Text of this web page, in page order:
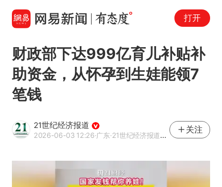
打开
财政部下达999亿育儿补贴补
助资金，从怀孕到生娃能领7
笔钱
21世纪经济报道
2026-06-03 12:26·广东·21世纪经济报道官方账号
关注